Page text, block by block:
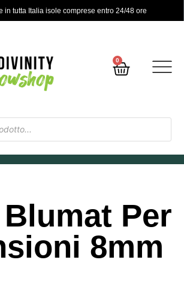
in tutta Italia isole comprese entro 24/48 ore
0
Per
8mm